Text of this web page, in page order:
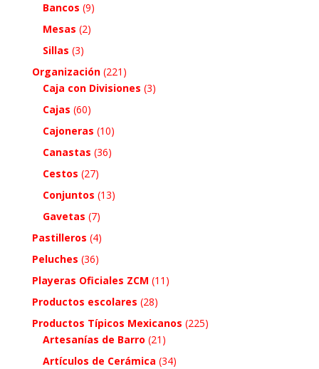
Bancos (9)
Mesas (2)
Sillas (3)
Organización (221)
Caja con Divisiones (3)
Cajas (60)
Cajoneras (10)
Canastas (36)
Cestos (27)
Conjuntos (13)
Gavetas (7)
Pastilleros (4)
Peluches (36)
Playeras Oficiales ZCM (11)
Productos escolares (28)
Productos Típicos Mexicanos (225)
Artesanías de Barro (21)
Artículos de Cerámica (34)